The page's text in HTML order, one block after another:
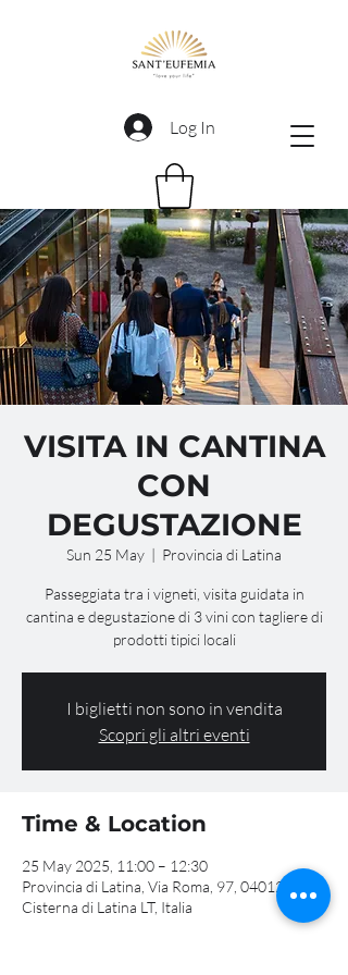
Log In
VISITA IN CANTINA
CON
DEGUSTAZIONE
Sun 25 May
  |
Provincia di Latina
Passeggiata tra i vigneti, visita guidata in
cantina e degustazione di 3 vini con tagliere di
prodotti tipici locali
I biglietti non sono in vendita
Scopri gli altri eventi
Time & Location
25 May 2025, 11:00 – 12:30
Provincia di Latina, Via Roma, 97, 04012
Cisterna di Latina LT, Italia